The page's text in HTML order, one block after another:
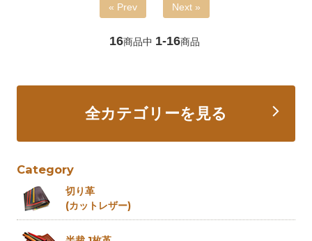
« Prev Next »
16商品中 1-16商品
全カテゴリーを見る
Category
切り革
(カットレザー)